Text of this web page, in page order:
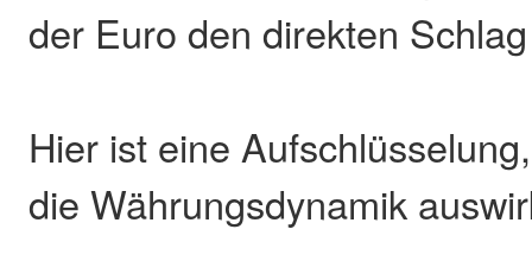
der Euro den direkten
Hier ist eine
die Währungsdynamik